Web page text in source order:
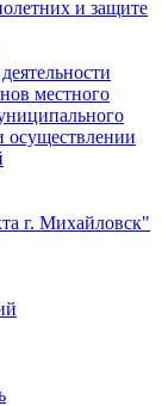
и защите
местного
осуществлении
г. Михайловск"